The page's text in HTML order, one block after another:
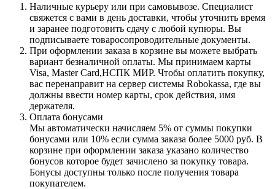
Наличные курьеру или при самовывозе. Специалист
свяжется с вами в день доставки, чтобы уточнить время
и заранее подготовить сдачу с любой купюры. Вы
подписываете товаросопроводительные документы.
При оформлении заказа в корзине вы можете выбрать
вариант безналичной оплаты. Мы принимаем карты
Visa, Master Card,НСПК МИР. Чтобы оплатить покупку,
вас перенаправит на сервер системы Robokassa, где вы
должны ввести номер карты, срок действия, имя
держателя.
Оплата бонусами
Мы автоматически начисляем 5% от суммы покупки
бонусами или 10% если сумма заказа более 5000 руб. В
корзине при оформлении заказа указано количество
бонусов которое будет зачислено за покупку товара.
Бонусы доступны только после получения товара
покупателем.